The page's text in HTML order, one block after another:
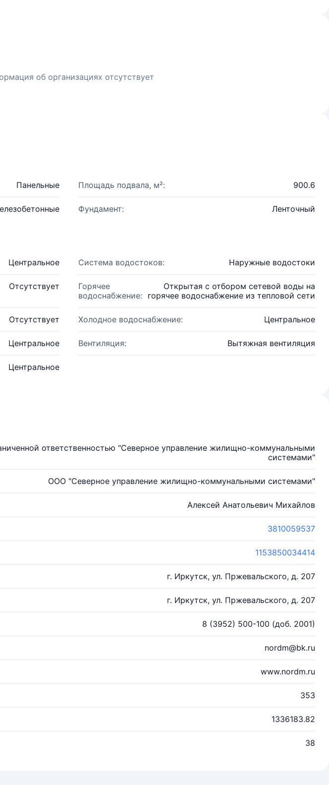
об организациях отсутствует
Панельные Площадь подвала, м²: 900.6
Фундамент: Ленточный
Центральное Система водостоков: Наружные водостоки
Отсутствует
Горячее
водоснабжение:
Открытая с отбором сетевой воды на
горячее водоснабжение из тепловой сети
Отсутствует Холодное водоснабжение: Центральное
Центральное Вентиляция: Вытяжная вентиляция
Центральное
ответственностью "Северное управление жилищно-коммунальными
системами"
ООО "Северное управление жилищно-коммунальными системами"
Алексей Анатольевич Михайлов
3810059537
1153850034414
г. Иркутск, ул. Пржевальского, д. 207
г. Иркутск, ул. Пржевальского, д. 207
8 (3952) 500-100 (доб. 2001)
nordm@bk.ru
www.nordm.ru
353
1336183.82
38